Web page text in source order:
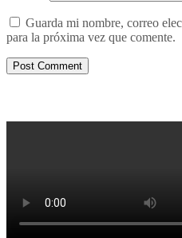
Guarda mi nombre, correo
para la próxima vez que comente.